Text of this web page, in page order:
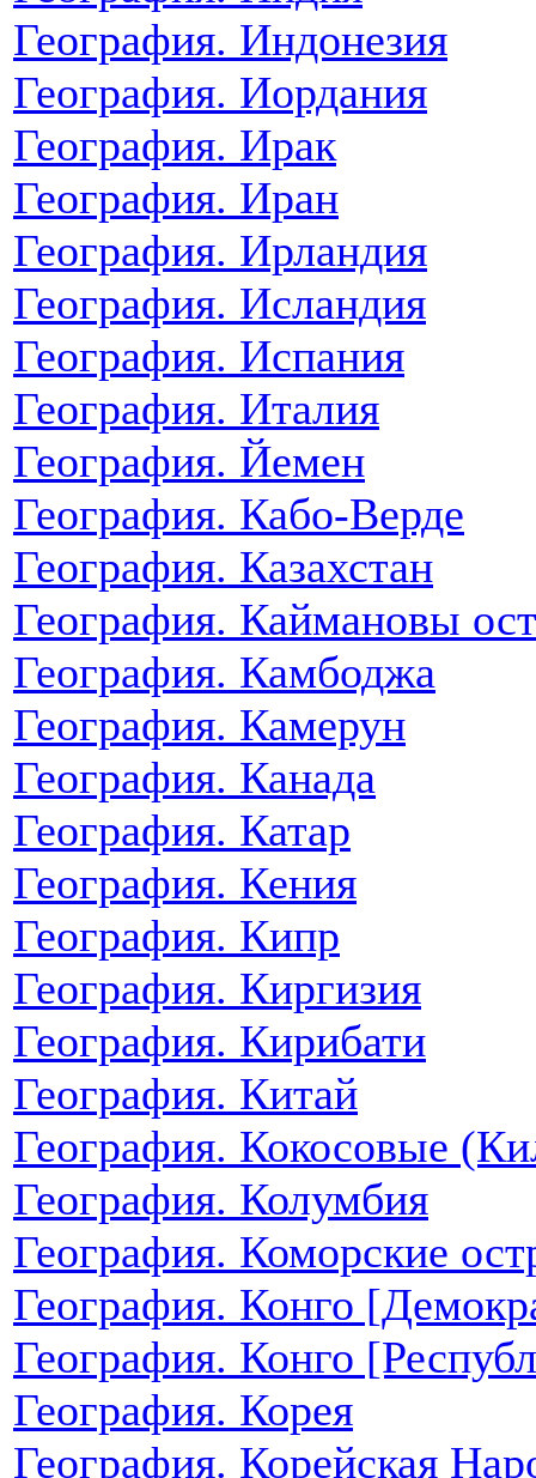
География. Индонезия
География. Иордания
География. Ирак
География. Иран
География. Ирландия
География. Исландия
География. Испания
География. Италия
География. Йемен
География. Кабо-Верде
География. Казахстан
География. Каймановы
География. Камбоджа
География. Камерун
География. Канада
География. Катар
География. Кения
География. Кипр
География. Киргизия
География. Кирибати
География. Китай
География. Кокосовые
География. Колумбия
География. Коморские
География. Конго
География. Конго
География. Корея
География. Корейская